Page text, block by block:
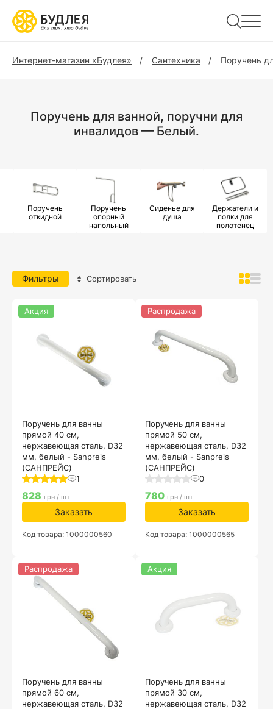
Интернет-магазин «Будлея» Сантехника Поручень
Поручень для ванной, поручни для
инвалидов — Белый.
Поручень
откидной
Поручень
опорный
напольный
Сиденье для
душа
Держатели и
полки для
полотенец
Фильтры Сортировать
Поручень для ванны
прямой 40 см,
нержавеющая сталь, D32
мм, белый - Sanpreis
(САНПРЕЙС)
1
Акция
828 грн / шт
Заказать
Код товара: 1000000560
Поручень для ванны
прямой 50 см,
нержавеющая сталь, D32
мм, белый - Sanpreis
(САНПРЕЙС)
0
Распродажа
780 грн / шт
Заказать
Код товара: 1000000565
Поручень для ванны
прямой 60 см,
нержавеющая сталь, D32
Распродажа
Поручень для ванны
прямой 30 см,
нержавеющая сталь, D32
Акция